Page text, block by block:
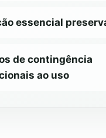
essencial
de contingência
ao uso